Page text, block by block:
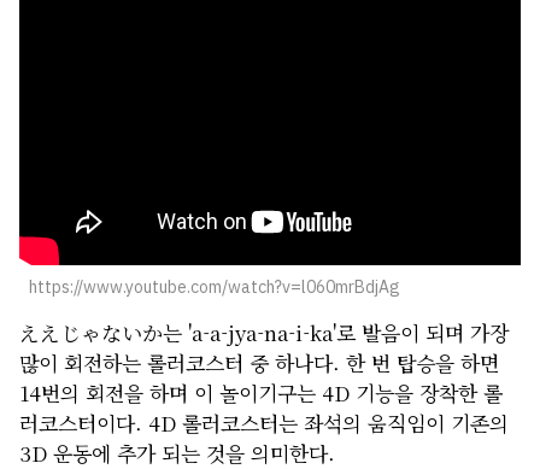
https://www.youtube.com/watch?v=l060mrBdjAg
ええじゃないか는 'a-a-jya-na-i-ka'로 발음이 되며 가장
많이 회전하는 롤러코스터 중 하나다. 한 번 탑승을 하면
14번의 회전을 하며 이 놀이기구는 4D 기능을 장착한 롤
러코스터이다. 4D 롤러코스터는 좌석의 움직임이 기존의
3D 운동에 추가 되는 것을 의미한다.